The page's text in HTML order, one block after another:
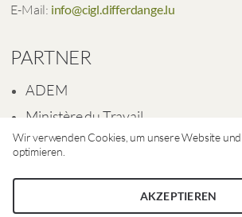
Wir verwenden Cookies, um unsere Website
optimieren.
AKZEPTIEREN
E-Mail: info@cigl.differdange.lu
PARTNER
ADEM
Ministère du Travail
Ville de Differdange